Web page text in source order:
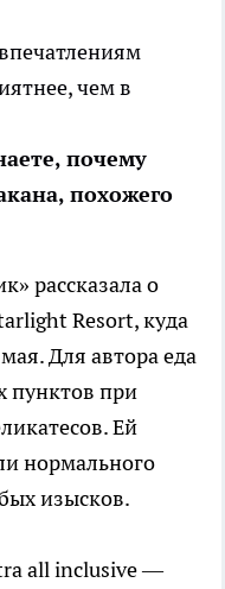
чем в
почему
похожего
рассказала о
Resort, куда
Для автора еда
пунктов при
Ей
нормального
изысков.
all inclusive —